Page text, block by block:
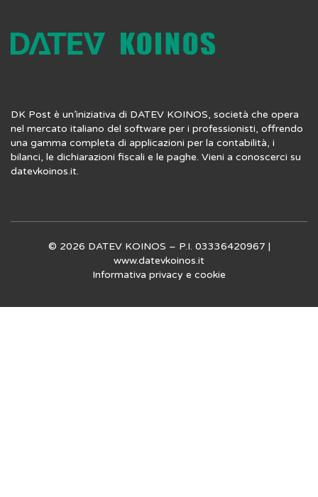
DK Post è un’iniziativa di DATEV KOINOS, società che opera
nel mercato italiano del software per i professionisti, offrendo
una gamma completa di applicazioni per la contabilità, i
bilanci, le dichiarazioni fiscali e le paghe. Vieni a conoscerci su
datevkoinos.it.
© 2026 DATEV KOINOS – P.I. 03336420967 |
www.datevkoinos.it
Informativa privacy e cookie